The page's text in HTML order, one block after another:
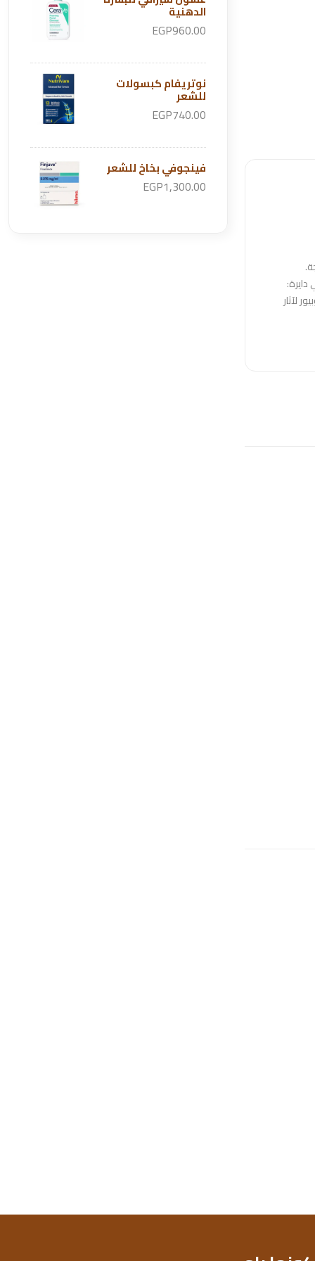
لآثار
الدهنية
EGP960.00
نوتريفام كبسولات
للشعر
EGP740.00
فينجوفي بخاخ للشعر
EGP1,300.00